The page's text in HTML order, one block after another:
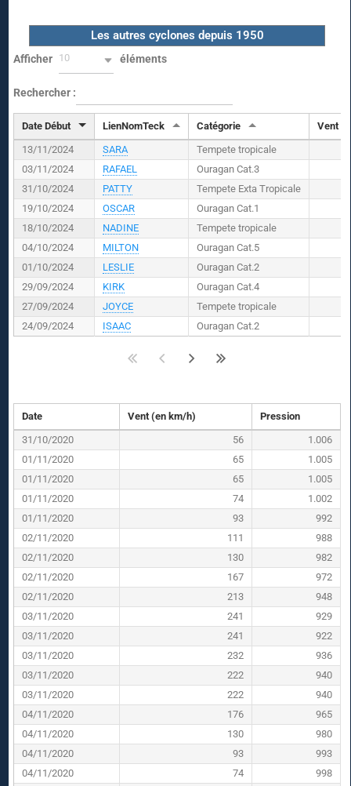
Les autres cyclones depuis 1950
Afficher 10 éléments
Rechercher :
Date Début LienNomTeck Catégorie Vent (
13/11/2024
SARA
Tempete tropicale
03/11/2024
RAFAEL
Ouragan Cat.3
31/10/2024
PATTY
Tempete Exta Tropicale
19/10/2024
OSCAR
Ouragan Cat.1
18/10/2024
NADINE
Tempete tropicale
04/10/2024
MILTON
Ouragan Cat.5
01/10/2024
LESLIE
Ouragan Cat.2
29/09/2024
KIRK
Ouragan Cat.4
27/09/2024
JOYCE
Tempete tropicale
24/09/2024
ISAAC Ouragan Cat.2
Date Vent (en km/h)
Pression
31/10/2020
56
1.006
01/11/2020
65
1.005
01/11/2020
65
1.005
01/11/2020
74
1.002
01/11/2020
93
992
02/11/2020
111
988
02/11/2020
130
982
02/11/2020
167
972
02/11/2020
213
948
03/11/2020
241
929
03/11/2020
241
922
03/11/2020
232
936
03/11/2020
222
940
03/11/2020
222
940
04/11/2020
176
965
04/11/2020
130
980
04/11/2020
93
993
04/11/2020
74
998